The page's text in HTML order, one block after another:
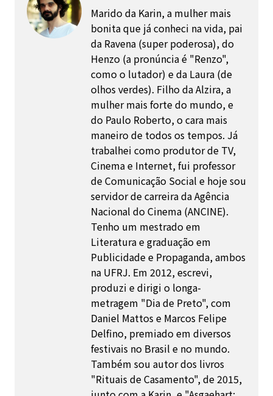
Marido da Karin, a mulher mais
bonita que já conheci na vida, pai
da Ravena (super poderosa), do
Henzo (a pronúncia é "Renzo",
como o lutador) e da Laura (de
olhos verdes). Filho da Alzira, a
mulher mais forte do mundo, e
do Paulo Roberto, o cara mais
maneiro de todos os tempos. Já
trabalhei como produtor de TV,
Cinema e Internet, fui professor
de Comunicação Social e hoje sou
servidor de carreira da Agência
Nacional do Cinema (ANCINE).
Tenho um mestrado em
Literatura e graduação em
Publicidade e Propaganda, ambos
na UFRJ. Em 2012, escrevi,
produzi e dirigi o longa-
metragem "Dia de Preto", com
Daniel Mattos e Marcos Felipe
Delfino, premiado em diversos
festivais no Brasil e no mundo.
Também sou autor dos livros
"Rituais de Casamento", de 2015,